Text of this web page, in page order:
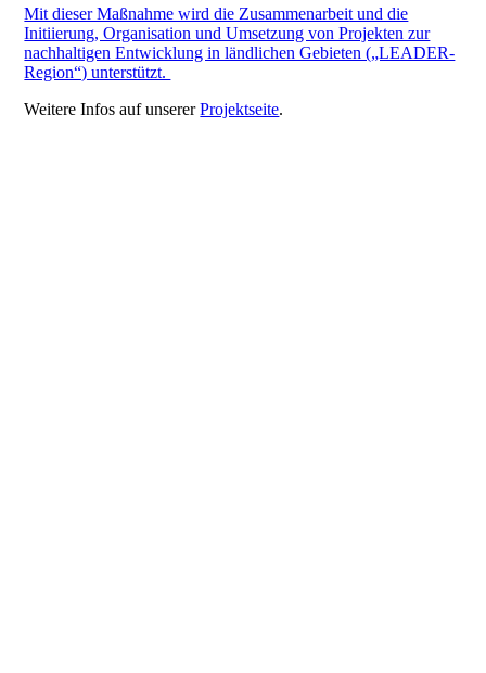
Mit dieser Maßnahme wird die Zusammenarbeit und die
Initiierung, Organisation und Umsetzung von Projekten zur
nachhaltigen Entwicklung in ländlichen Gebieten („LEADER-
Region“) unterstützt.
Weitere Infos auf unsererProjektseite.